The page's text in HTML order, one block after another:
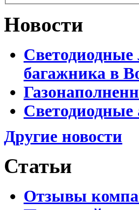
Новости
Светодиодные
багажника в
Другие новости
Статьи
Отзывы